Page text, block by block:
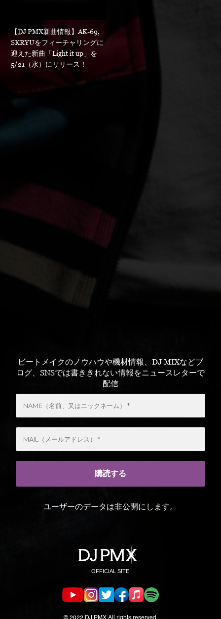
【DJ PMX新曲情報】AK-69,
SKRYUをフィーチャリングに
迎えた新曲「Light it up」を
5/21（水）にリリース！
ビートメイクのノウハウや機材情報、DJ MIXなどブ
ログ、SNSでは書ききれない情報をニュースレターで
配信
ユーザーのデータは非公開にします。
© 2022 DJ PMX All rights reserved.